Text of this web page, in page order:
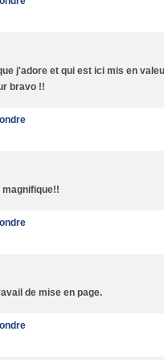
j'adore et qui est ici mis en
bravo !!
magnifique!!
de mise en page.